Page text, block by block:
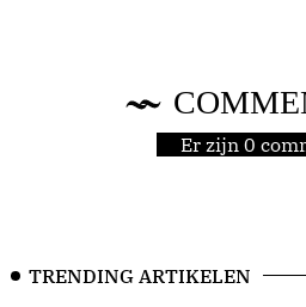
Er zijn 0
TRENDING ARTIKELEN